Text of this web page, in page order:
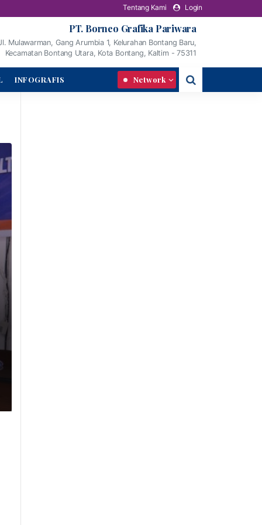
Tentang Kami Login
PT. Borneo Grafika Pariwara
Mulawarman, Gang Arumbia 1, Kelurahan Bontang Baru,
Kecamatan Bontang Utara, Kota Bontang, Kaltim - 75311
INFOGRAFIS Network